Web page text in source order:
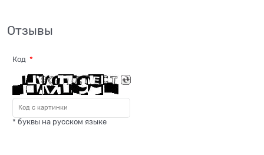
Отзывы
Код
* буквы на русском языке